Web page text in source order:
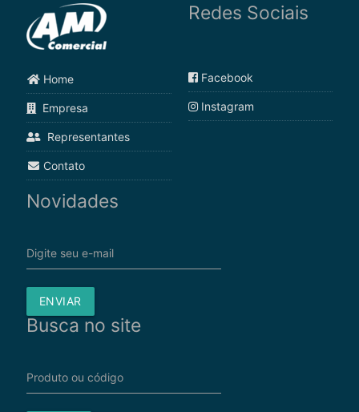
Home
Empresa
Representantes
Contato
Redes Sociais
Facebook
Instagram
Novidades
Digite seu e-mail
ENVIAR
Busca no site
Produto ou código